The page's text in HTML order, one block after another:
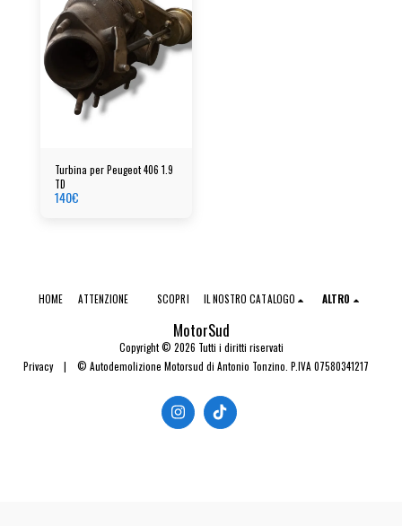
Turbina per Peugeot 406 1.9
TD
140€
MotorSud
Copyright © 2026 Tutti i diritti riservati
Privacy| © Autodemolizione Motorsud di Antonio Tonzino. P.IVA 07580341217
HOME ATTENZIONE SCOPRI IL NOSTRO CATALOGO ALTRO